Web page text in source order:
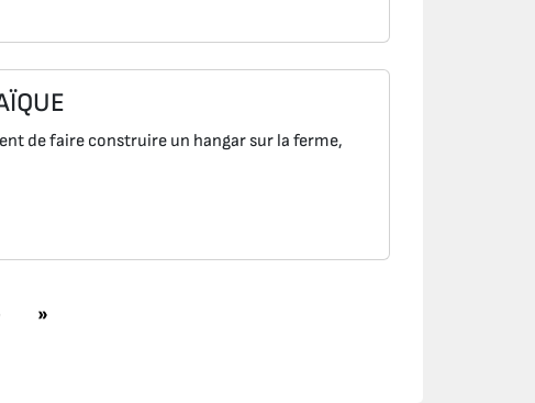
de faire construire un hangar sur la ferme,
»